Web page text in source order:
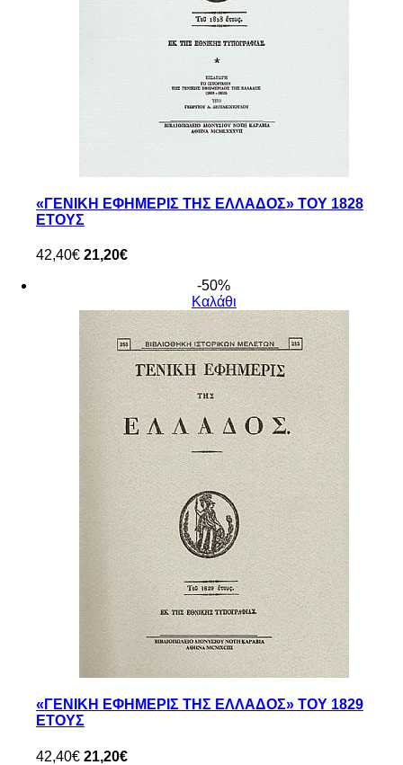
«ΓΕΝΙΚΗ ΕΦΗΜΕΡΙΣ ΤΗΣ ΕΛΛΑΔΟΣ» ΤΟΥ 1828
ΕΤΟΥΣ
42,40€ 21,20€
-50%
Καλάθι
«ΓΕΝΙΚΗ ΕΦΗΜΕΡΙΣ ΤΗΣ ΕΛΛΑΔΟΣ» ΤΟΥ 1829
ΕΤΟΥΣ
42,40€ 21,20€